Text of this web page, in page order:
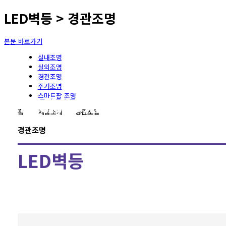
LED벽등 > 경관조명
본문 바로가기
실내조명
실외조명
경관조명
주거조명
스마트팜 조명
홈
제품소개 경관조명
경관조명
LED벽등